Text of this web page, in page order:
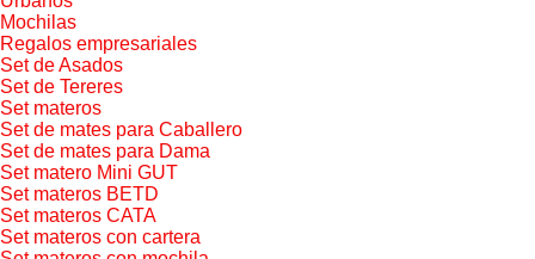
Mochilas
Regalos empresariales
Set de Asados
Set de Tereres
Set materos
Set de mates para Caballero
Set de mates para Dama
Set matero Mini GUT
Set materos BETD
Set materos CATA
Set materos con cartera